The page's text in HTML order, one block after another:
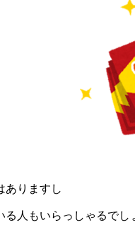
ありますし
る人もいらっしゃるでし